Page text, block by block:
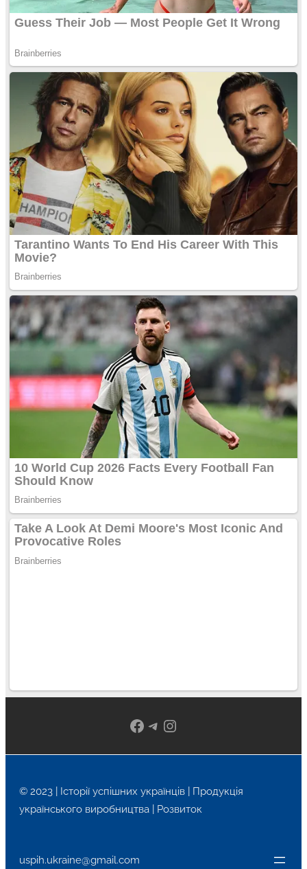
Facebook
Telegram
Instagram
© 2023 | Історії успішних українців | Продукція
українського виробництва | Розвиток
uspih.ukraine@gmail.com